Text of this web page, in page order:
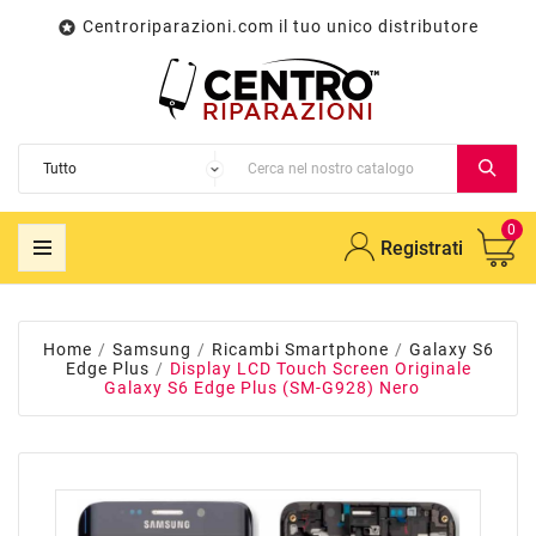
 Centroriparazioni.com il tuo unico distributore
Registrati
0
Home Samsung Ricambi Smartphone
Galaxy S6
Edge Plus
Display LCD Touch Screen Originale
Galaxy S6 Edge Plus (SM-G928) Nero